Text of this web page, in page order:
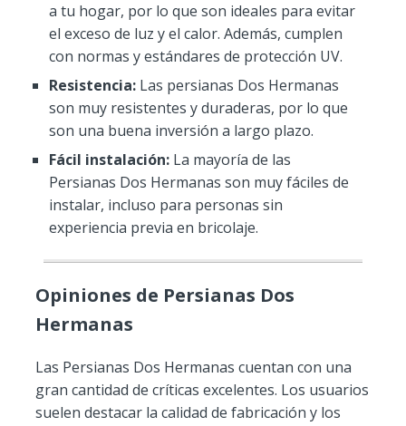
a tu hogar, por lo que son ideales para evitar
el exceso de luz y el calor. Además, cumplen
con normas y estándares de protección UV.
Resistencia:Las persianas Dos Hermanas
son muy resistentes y duraderas, por lo que
son una buena inversión a largo plazo.
Fácil instalación:La mayoría de las
Persianas Dos Hermanas son muy fáciles de
instalar, incluso para personas sin
experiencia previa en bricolaje.
Opiniones de Persianas Dos
Hermanas
Las Persianas Dos Hermanas cuentan con una
gran cantidad de críticas excelentes. Los usuarios
suelen destacar la calidad de fabricación y los